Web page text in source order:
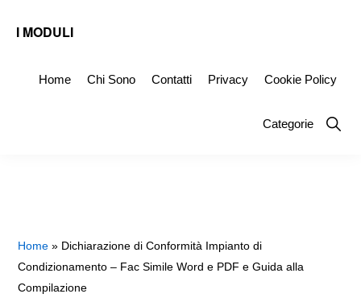
I MODULI
SimileHome Chi Sono Contatti Privacy Cookie Policy
Categorie
Show
Home » Dichiarazione di Conformità Impianto di
Condizionamento – Fac Simile Word e PDF e Guida alla
Compilazione